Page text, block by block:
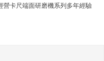
營卡尺端面研磨機系列多年經驗